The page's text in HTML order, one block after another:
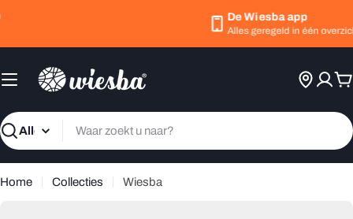
inhoud
De Wiesba app
Alles geregeld in één
Zoeken
Home Collecties Wiesba